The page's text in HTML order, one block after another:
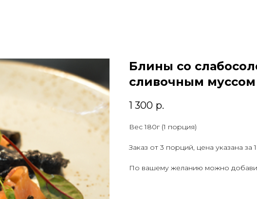
Блины со
сливочным муссом
1 300 р.
Вес 180г (1 порция)
Заказ от 3 порций, цена указана за
По вашему желанию можно